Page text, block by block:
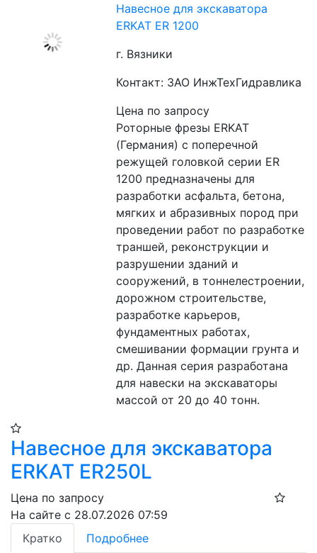
Навесное для экскаватора
ERKAT ER 1200
г. Вязники
Контакт: ЗАО ИнжТехГидравлика
Цена по запросу
Роторные фрезы ERKAT
(Германия) c поперечной
режущей головкой серии ER
1200 предназначены для
разработки асфальта, бетона,
мягких и абразивных пород при
проведении работ по разработке
траншей, реконструкции и
разрушении зданий и
сооружений, в тоннелестроении,
дорожном строительстве,
разработке карьеров,
фундаментных работах,
смешивании формации грунта и
др. Данная серия разработана
для навески на экскаваторы
массой от 20 до 40 тонн.
Навесное для экскаватора
ERKAT ER250L
Цена по запросу
На сайте с 28.07.2026 07:59
Кратко
Подробнее